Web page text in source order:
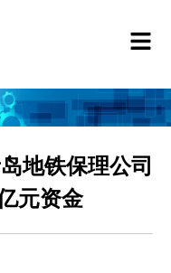
地铁保理公司
元资金